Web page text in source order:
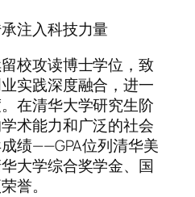
注入科技力量
校攻读博士学位，致
实践深度融合，进一
在清华大学研究生阶
术能力和广泛的社会
绩——GPA位列清华美
大学综合奖学金、国
誉。